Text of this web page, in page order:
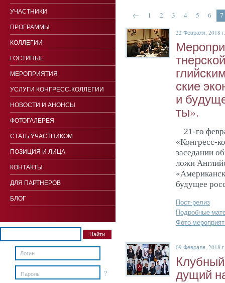
← 1 2 3 4 5 6 7
22 Февраля, 2018 г.
ские
и
ты».
21-го
«Конгресс-
заседании
ложи
будущее
Пост-релиз
Подробные
Фото
09 Февраля, 2018 г.
дущий
УЧАСТНИКИ
ПРОГРАММЫ
КОЛЛЕГИИ
ГОСТИНЫЕ
МЕРОПРИЯТИЯ
УСЛУГИ КОНГРЕСС-КОЛЛЕГИИ
НОВОСТИ И АНОНСЫ
ФОТОГАЛЕРЕЯ
СТАТЬ УЧАСТНИКОМ
ПОЗИЦИЯ И ЛИЦА
КОНТАКТЫ
ДЛЯ ПАРТНЕРОВ
БЛОГ
?
Пароль